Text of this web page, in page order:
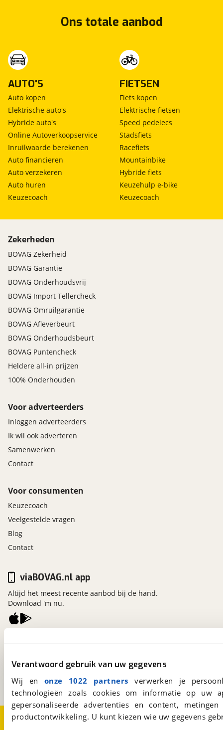
Verantwoord gebruik van uw gegevens
Wij en onze 1022 partners verwerken je
technologieën zoals cookies om informatie op
gepersonaliseerde advertenties en content,
productontwikkeling. U kunt kiezen wie uw gegevens
Ons totale aanbod
AUTO'S
Auto kopen
Elektrische auto's
Hybride auto's
Online Autoverkoopservice
Inruilwaarde berekenen
Auto financieren
Auto verzekeren
Auto huren
Keuzecoach
FIETSEN
Fiets kopen
Elektrische fietsen
Speed pedelecs
Stadsfiets
Racefiets
Mountainbike
Hybride fiets
Keuzehulp e-bike
Keuzecoach
Zekerheden
BOVAG Zekerheid
BOVAG Garantie
BOVAG Onderhoudsvrij
BOVAG Import Tellercheck
BOVAG Omruilgarantie
BOVAG Afleverbeurt
BOVAG Onderhoudsbeurt
BOVAG Puntencheck
Heldere all-in prijzen
100% Onderhouden
Voor adverteerders
Inloggen adverteerders
Ik wil ook adverteren
Samenwerken
Contact
Voor consumenten
Keuzecoach
Veelgestelde vragen
Blog
Contact
viaBOVAG.nl
3981 AJ Bunnik
BOVAG
viaBOVAG.nl app
Altijd het meest recente aanbod bij de hand.
Download 'm nu.
Over viaBOVAG.nlDisclaimer- en Privacyverklaring